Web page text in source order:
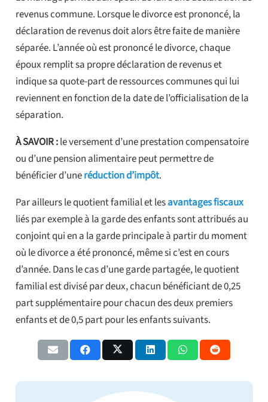
revenus commune. Lorsque le divorce est prononcé, la
déclaration de revenus doit alors être faite de manière
séparée. L’année où est prononcé le divorce, chaque
époux remplit sa propre déclaration de revenus et
indique sa quote-part de ressources communes qui lui
reviennent en fonction de la date de l’officialisation de la
séparation.
À SAVOIR :le versement d’une prestation compensatoire
ou d’une pension alimentaire peut permettre de
bénéficier d’uneréduction d’impôt.
Par ailleurs le quotient familial et lesavantages fiscaux
liés par exemple à la garde des enfants sont attribués au
conjoint qui en a la garde principale à partir du moment
où le divorce a été prononcé, même si c’est en cours
d’année. Dans le cas d’une garde partagée, le quotient
familial est divisé par deux, chacun bénéficiant de 0,25
part supplémentaire pour chacun des deux premiers
enfants et de 0,5 part pour les enfants suivants.